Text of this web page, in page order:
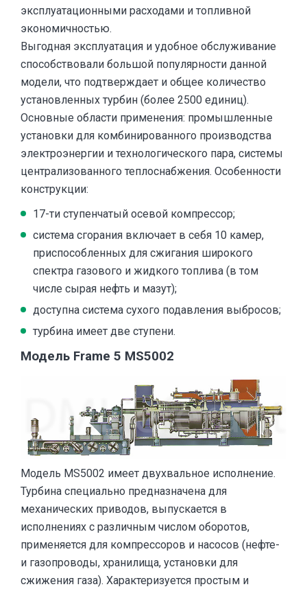
эксплуатационными расходами и топливной
экономичностью.
Выгодная эксплуатация и удобное обслуживание
способствовали большой популярности данной
модели, что подтверждает и общее количество
установленных турбин (более 2500 единиц).
Основные области применения: промышленные
установки для комбинированного производства
электроэнергии и технологического пара, системы
централизованного теплоснабжения. Особенности
конструкции:
17-ти ступенчатый осевой компрессор;
система сгорания включает в себя 10 камер,
приспособленных для сжигания широкого
спектра газового и жидкого топлива (в том
числе сырая нефть и мазут);
доступна система сухого подавления выбросов;
турбина имеет две ступени.
Модель Frame 5 MS5002
Модель MS5002 имеет двухвальное исполнение.
Турбина специально предназначена для
механических приводов, выпускается в
исполнениях с различным числом оборотов,
применяется для компрессоров и насосов (нефте-
и газопроводы, хранилища, установки для
сжижения газа). Характеризуется простым и